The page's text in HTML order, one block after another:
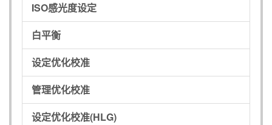
ISO感光度设定
白平衡
设定优化校准
管理优化校准
设定优化校准(HLG)